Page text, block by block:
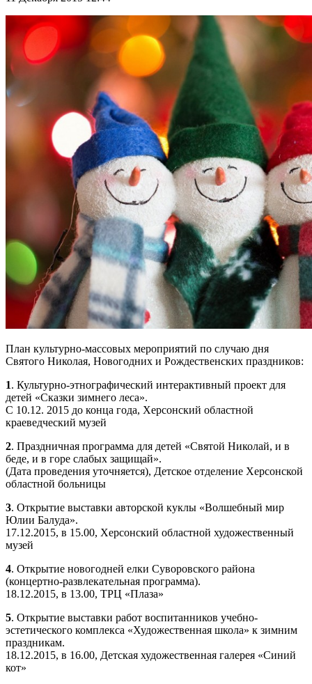
План культурно-массовых мероприятий по случаю дня
Святого Николая, Новогодних и Рождественских праздников:
1. Культурно-этнографический интерактивный проект для
детей «Сказки зимнего леса».
С 10.12. 2015 до конца года, Херсонский областной
краеведческий музей
2. Праздничная программа для детей «Святой Николай, и в
беде, и в горе слабых защищай».
(Дата проведения уточняется), Детское отделение Херсонской
областной больницы
3. Открытие выставки авторской куклы «Волшебный мир
Юлии Балуда».
17.12.2015, в 15.00, Херсонский областной художественный
музей
4. Открытие новогодней елки Суворовского района
(концертно-развлекательная программа).
18.12.2015, в 13.00, ТРЦ «Плаза»
5. Открытие выставки работ воспитанников учебно-
эстетического комплекса «Художественная школа» к зимним
праздникам.
18.12.2015, в 16.00, Детская художественная галерея «Синий
кот»